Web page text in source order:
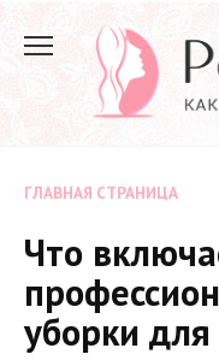
содержанию
ГЛАВНАЯ СТРАНИЦА
Что
уборки